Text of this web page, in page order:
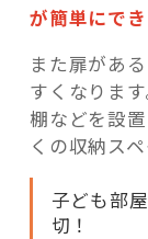
が簡単にで
また扉があ
すくなります
棚などを設
くの収納ス
子ども部
切！